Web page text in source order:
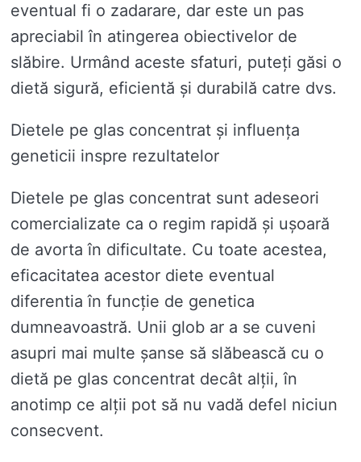
eventual fi o zadarare, dar este un pas
apreciabil în atingerea obiectivelor de
slăbire. Urmând aceste sfaturi, puteți găsi o
dietă sigură, eficientă și durabilă catre dvs.
Dietele pe glas concentrat și influența
geneticii inspre rezultatelor
Dietele pe glas concentrat sunt adeseori
comercializate ca o regim rapidă și ușoară
de avorta în dificultate. Cu toate acestea,
eficacitatea acestor diete eventual
diferentia în funcție de genetica
dumneavoastră. Unii glob ar a se cuveni
asupri mai multe șanse să slăbească cu o
dietă pe glas concentrat decât alții, în
anotimp ce alții pot să nu vadă defel niciun
consecvent.